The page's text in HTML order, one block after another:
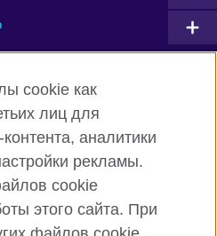
Twitter
YouTube
cookie как
лиц для
аналитики
рекламы.
cookie
этого сайта. При